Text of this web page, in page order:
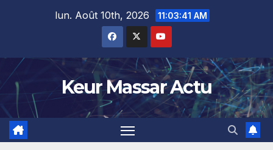
lun. Août 10th, 2026 11:03:41 AM
Keur Massar Actu